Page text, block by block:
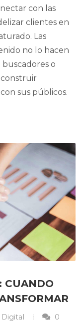
con las
clientes en
Las
no lo hacen
o
construir
sus públicos.
CUANDO
0